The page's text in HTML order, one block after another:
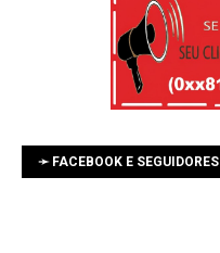
➛ FACEBOOK E SEGUIDORES